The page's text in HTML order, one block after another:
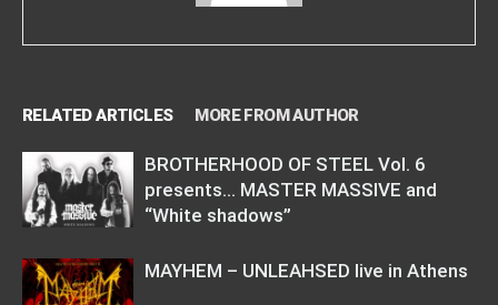
RELATED ARTICLES MORE FROM AUTHOR
BROTHERHOOD OF STEEL Vol. 6
presents… MASTER MASSIVE and
“White shadows”
MAYHEM – UNLEAHSED live in Athens